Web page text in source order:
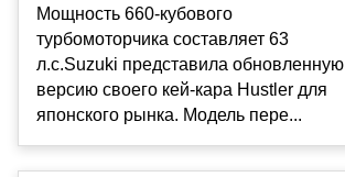
Мощность 660-кубового
турбомоторчика составляет 63
л.с.Suzuki представила обновленную
версию своего кей-кара Hustler для
японского рынка. Модель пере...